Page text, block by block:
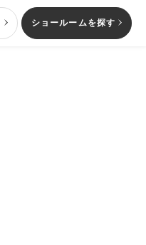
ショールームを探す